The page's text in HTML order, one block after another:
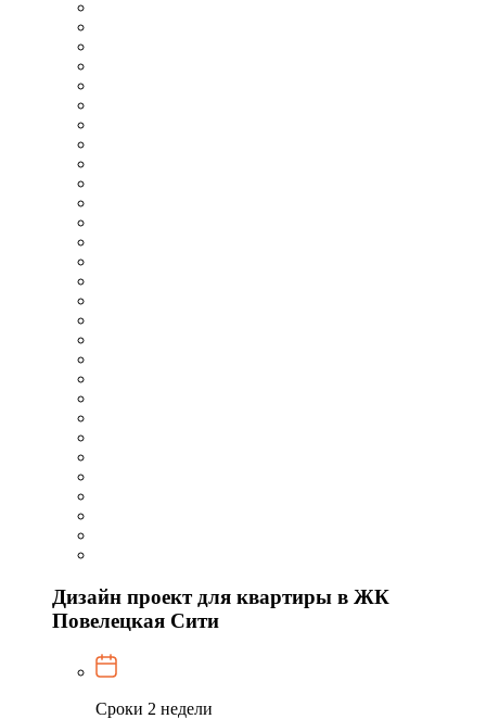
Дизайн проект для квартиры в ЖК
Повелецкая Сити
Сроки 2 недели